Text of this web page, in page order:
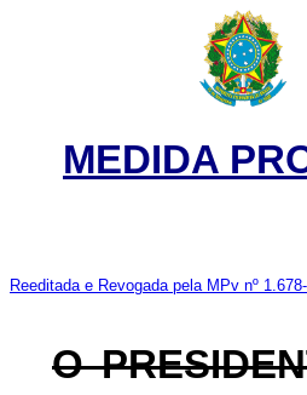
MEDIDA
Reeditada e Revogada pela MPv nº
O